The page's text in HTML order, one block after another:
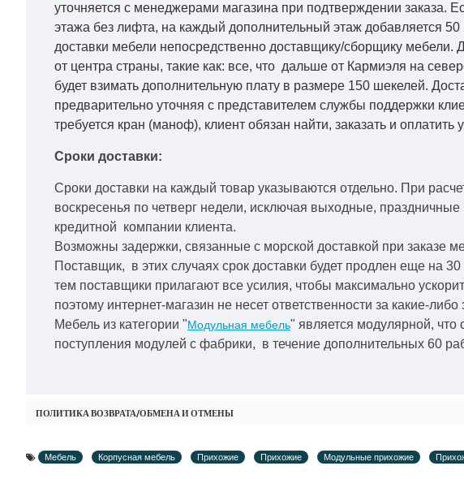
уточняется с менеджерами магазина при подтверждении заказа.
этажа без лифта, на каждый дополнительный этаж добавляется
доставки мебели непосредственно доставщику/сборщику мебели.
от центра страны, такие как: все, что дальше от Кармиэля на
будет взимать дополнительную плату в размере 150 шекелей.
предварительно уточняя с представителем службы поддержки
требуется кран (маноф), клиент обязан найти, заказать и оплатить
Сроки доставки:
Сроки доставки на каждый товар указываются отдельно. При
воскресенья по четверг недели, исключая выходные,
кредитной компании клиента.
Возможны задержки, связанные с морской доставкой при заказе
Поставщик, в этих случаях срок доставки будет продлен еще на
тем поставщики прилагают все усилия, чтобы максимально
поэтому интернет-магазин не несет ответственности за какие-либо
Мебель из категории "Модульная мебель" является модулярной, что
поступления модулей с фабрики, в течение дополнительных 60
ПОЛИТИКА ВОЗВРАТА/ОБМЕНА И ОТМЕНЫ
Мебель Корпусная мебель Прихожие Прихожие Модульные прихожие